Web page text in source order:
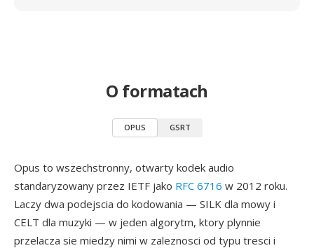
O formatach
OPUS GSRT
Opus to wszechstronny, otwarty kodek audio
standaryzowany przez IETF jako RFC 6716 w 2012 roku.
Laczy dwa podejscia do kodowania — SILK dla mowy i
CELT dla muzyki — w jeden algorytm, ktory plynnie
przelacza sie miedzy nimi w zaleznosci od typu tresci i